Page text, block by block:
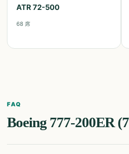
ATR 72-500
68 席
FAQ
Boeing 777-200ER